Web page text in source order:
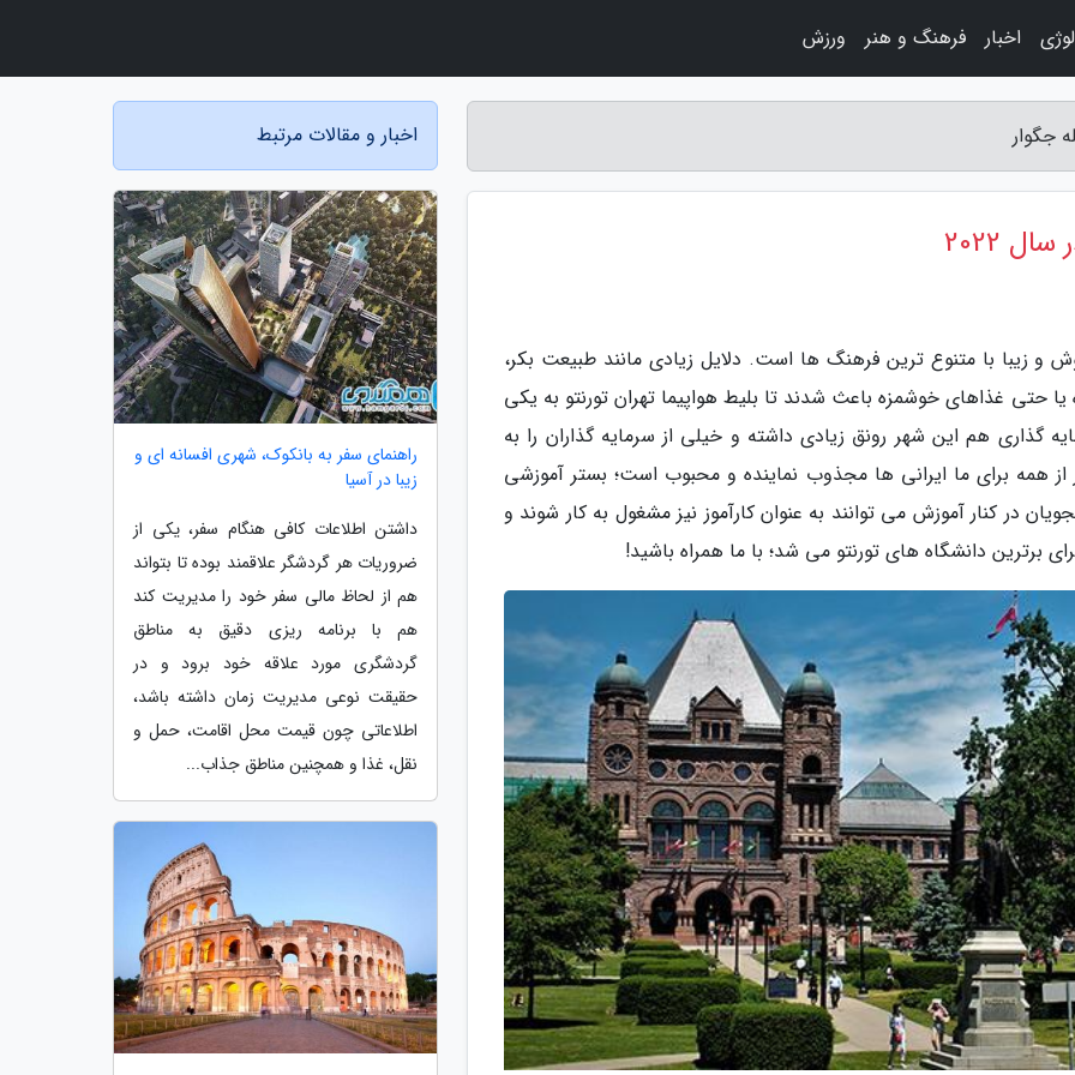
و زیبا با متنوع ترین فرهنگ ها است. دلایل زیادی مانند طبیعت بکر،
حتی غذاهای خوشمزه باعث شدند تا بلیط هواپیما تهران تورنتو به یکی
گذاری هم این شهر رونق زیادی داشته و خیلی از سرمایه گذاران را به
برای ما ایرانی ها مجذوب نماینده و محبوب است؛ بستر آموزشی
در کنار آموزش می توانند به عنوان کارآموز نیز مشغول به کار شوند و
برترین دانشگاه های تورنتو می شد؛ با ما همراه باشید!
اخبار و مقالات مرتبط
راهنمای سفر به بانکوک، شهری افسانه ای و
زیبا در آسیا
داشتن اطلاعات کافی هنگام سفر، یکی از
ضروریات هر گردشگر علاقمند بوده تا بتواند
هم از لحاظ مالی سفر خود را مدیریت کند
هم با برنامه ریزی دقیق به مناطق
گردشگری مورد علاقه خود برود و در
حقیقت نوعی مدیریت زمان داشته باشد،
اطلاعاتی چون قیمت محل اقامت، حمل و
نقل، غذا و همچنین مناطق جذاب...
اخبار فرهنگ و هنر ورزش